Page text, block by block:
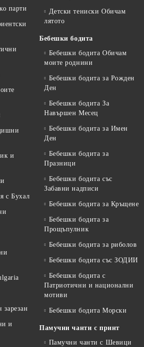
парти
и
с Бухал
и
Детски тениски Обичам
лятото
Бебешки бодита
Бебешки бодита Обичам
моите роднини
Бебешки бодита за Рожден
Ден
Бебешки бодита За
Навършен Месец
Бебешки бодита за Имен
Ден
Бебешки бодита за
Празници
Бебешки бодита със
Забавни надписи
Бебешки бодита за Кръщене
Бебешки бодита за
Прощъпулник
Бебешки бодита за риболов
Бебешки бодита със ЗОДИИ
Бебешки бодита с
Патриотични и национални
мотиви
Бебешки бодита Морски
Памучни чанти с принт
Памучни чанти с Шевици